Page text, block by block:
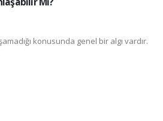
konusunda genel bir algı vardır.